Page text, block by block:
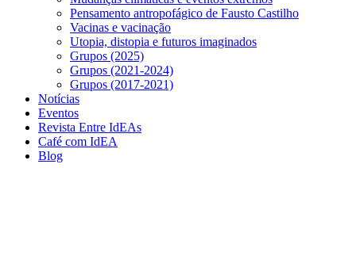
Pensamento antropofágico de Fausto Castilho
Vacinas e vacinação
Utopia, distopia e futuros imaginados
Grupos (2025)
Grupos (2021-2024)
Grupos (2017-2021)
Notícias
Eventos
Revista Entre IdEAs
Café com IdEA
Blog